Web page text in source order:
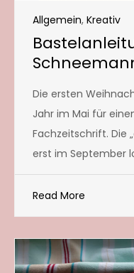
Allgemein, Kreativ
Die ersten
Jahr im Mai für
Fachzeitschrift. Die
erst im September
Read More